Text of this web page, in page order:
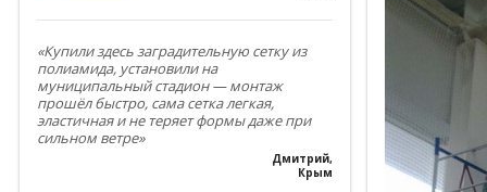
«Купили здесь заградительную сетку из
полиамида, установили на
муниципальный стадион — монтаж
прошёл быстро, сама сетка легкая,
эластичная и не теряет формы даже при
сильном ветре»
Дмитрий,
Крым